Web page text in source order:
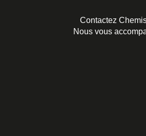
Contactez
Nous vous